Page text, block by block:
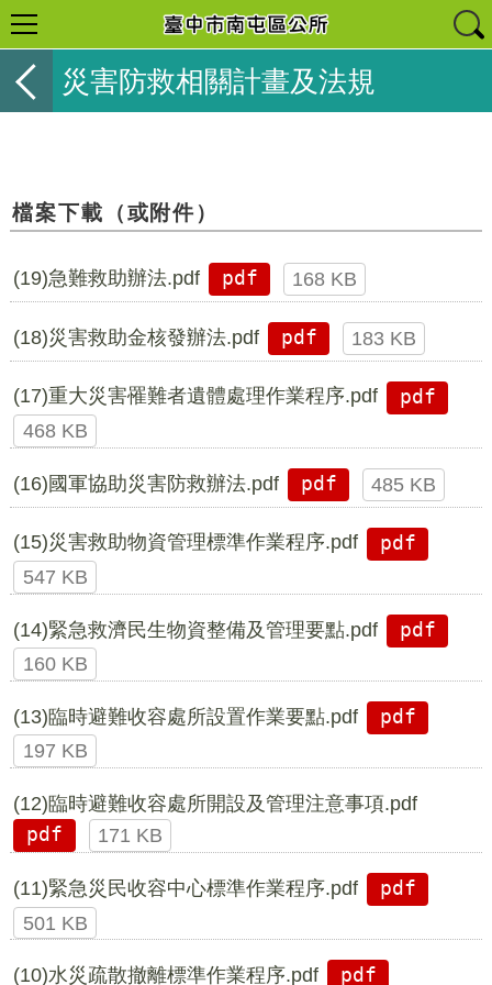
災害防救相關計畫及法規
檔案下載（或附件）
(19)急難救助辦法.pdf pdf 168 KB
(18)災害救助金核發辦法.pdf pdf 183 KB
(17)重大災害罹難者遺體處理作業程序.pdf
pdf
468 KB
(16)國軍協助災害防救辦法.pdf pdf 485 KB
(15)災害救助物資管理標準作業程序.pdf
pdf
547 KB
(14)緊急救濟民生物資整備及管理要點.pdf
pdf
160 KB
(13)臨時避難收容處所設置作業要點.pdf
pdf
197 KB
(12)臨時避難收容處所開設及管理注意事項.pdf
pdf
171 KB
(11)緊急災民收容中心標準作業程序.pdf
pdf
501 KB
(10)水災疏散撤離標準作業程序.pdf pdf